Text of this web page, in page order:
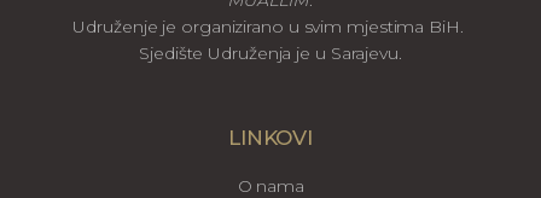
Udruženje je organizirano u svim mjestima BiH.
Sjedište Udruženja je u Sarajevu.
LINKOVI
O nama